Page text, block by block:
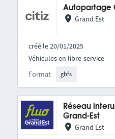
Autopartage
Grand Est
créé le 20/01/2025
Format gbfs
Véhicules en libre-service
Réseau
Grand-Est
Grand Est